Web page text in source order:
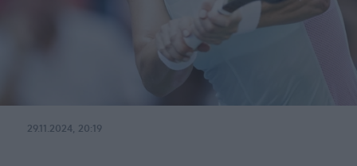
29.11.2024, 20:19